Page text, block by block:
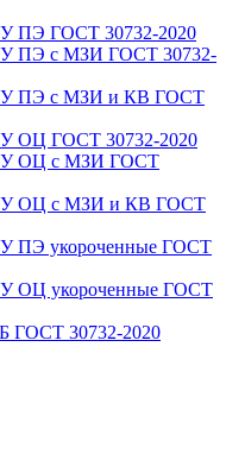
ПЭ ГОСТ 30732-2020
ПЭ с МЗИ ГОСТ 30732-
ПЭ с МЗИ и КВ ГОСТ
ОЦ ГОСТ 30732-2020
ОЦ с МЗИ ГОСТ
ОЦ с МЗИ и КВ ГОСТ
ПЭ укороченные ГОСТ
ОЦ укороченные ГОСТ
ГОСТ 30732-2020